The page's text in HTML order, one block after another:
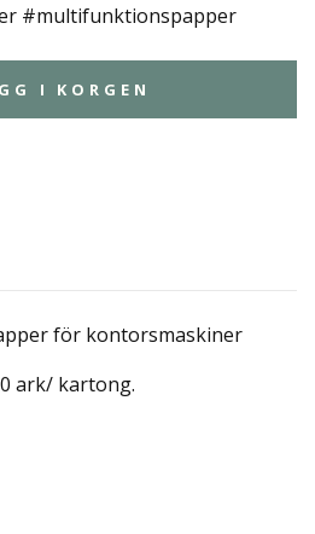
#multifunktionspapper
I KORGEN
för kontorsmaskiner
ark/ kartong.